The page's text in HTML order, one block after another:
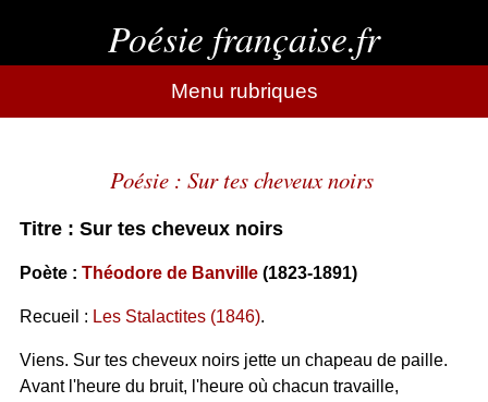
Poésie française.fr
Menu rubriques
Poésie : Sur tes cheveux noirs
Titre : Sur tes cheveux noirs
Poète : Théodore de Banville(1823-1891)
Recueil : Les Stalactites (1846).
Viens. Sur tes cheveux noirs jette un chapeau de paille.
Avant l'heure du bruit, l'heure où chacun travaille,